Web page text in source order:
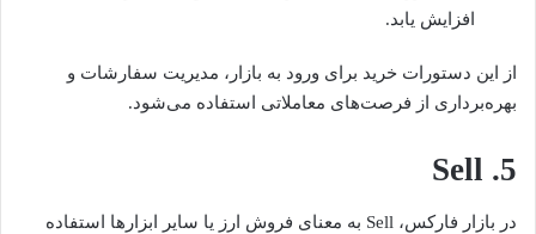
افزایش یابد.
از این دستورات خرید برای ورود به بازار، مدیریت سفارشات و
بهره‌برداری از فرصت‌های معاملاتی استفاده می‌شود.
5. Sell
در بازار فارکس، Sell به معنای فروش ارز یا سایر ابزارها استفاده